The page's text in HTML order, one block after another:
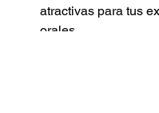
atractivas para tus
orales.